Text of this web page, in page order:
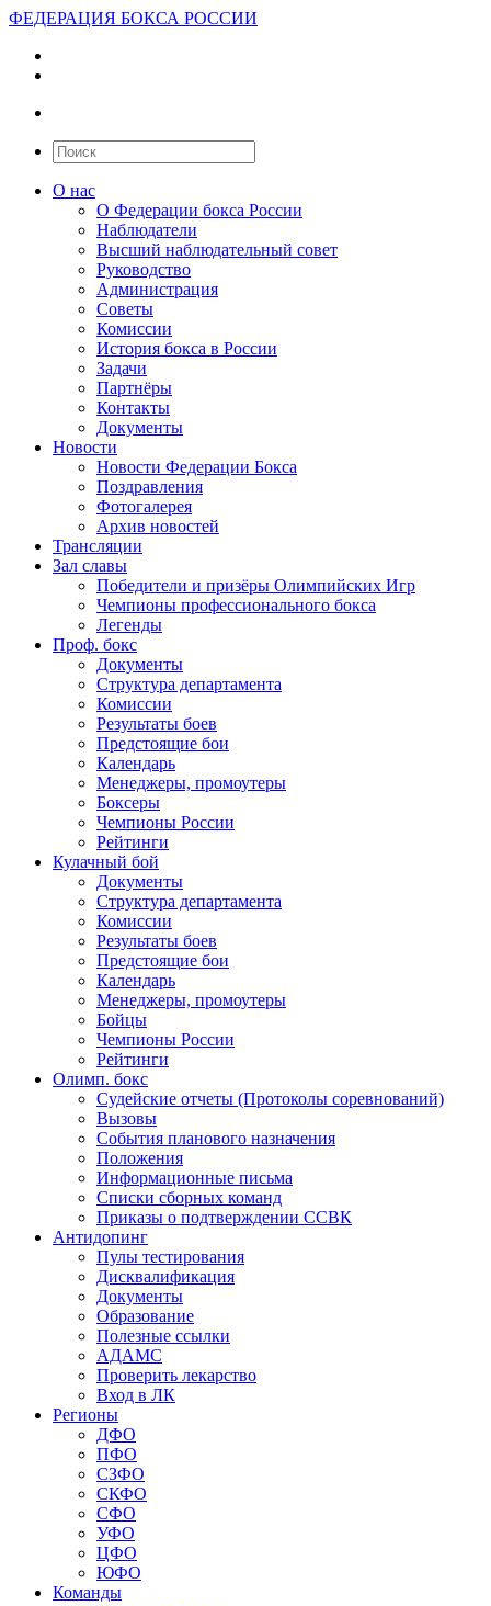
ФЕДЕРАЦИЯ БОКСА РОССИИ
О нас
О Федерации бокса России
Наблюдатели
Высший наблюдательный совет
Руководство
Администрация
Советы
Комиссии
История бокса в России
Задачи
Партнёры
Контакты
Документы
Новости
Новости Федерации Бокса
Поздравления
Фотогалерея
Архив новостей
Трансляции
Зал славы
Победители и призёры Олимпийских Игр
Чемпионы профессионального бокса
Легенды
Проф. бокс
Документы
Структура департамента
Комиссии
Результаты боев
Предстоящие бои
Календарь
Менеджеры, промоутеры
Боксеры
Чемпионы России
Рейтинги
Кулачный бой
Документы
Структура департамента
Комиссии
Результаты боев
Предстоящие бои
Календарь
Менеджеры, промоутеры
Бойцы
Чемпионы России
Рейтинги
Олимп. бокс
Судейские отчеты (Протоколы соревнований)
Вызовы
События планового назначения
Положения
Информационные письма
Списки сборных команд
Приказы о подтверждении ССВК
Антидопинг
Пулы тестирования
Дисквалификация
Документы
Образование
Полезные ссылки
АДАМС
Проверить лекарство
Вход в ЛК
Регионы
ДФО
ПФО
СЗФО
СКФО
СФО
УФО
ЦФО
ЮФО
Команды